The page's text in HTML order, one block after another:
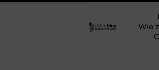
het steeds belangrijker?
Wie